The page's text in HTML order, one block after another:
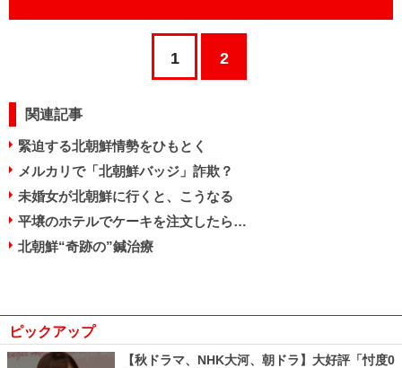
1 2
関連記事
緊迫する北朝鮮情勢をひもとく
メルカリで「北朝鮮バッジ」詐欺？
未婚女が北朝鮮に行くと、こうなる
平壌のホテルでケーキを注文したら…
北朝鮮“奇跡の”鍼治療
ピックアップ
【秋ドラマ、NHK大河、朝ドラ】大好評「忖度0